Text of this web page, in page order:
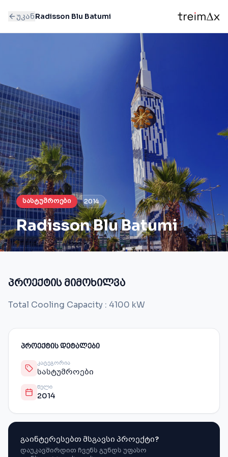
უკანRadisson Blu Batumi
სასტუმროები 2014
Radisson Blu Batumi
პროექტის მიმოხილვა
Total Cooling Capacity : 4100 kW
ᲞᲠᲝᲔᲥᲢᲘᲡ ᲓᲔᲢᲐᲚᲔᲑᲘ
ᲙᲐᲢᲔᲒᲝᲠᲘᲐ
სასტუმროები
ᲬᲔᲚᲘ
2014
გაინტერესებთ მსგავსი პროექტი?
დაუკავშირდით ჩვენს გუნდს უფასო